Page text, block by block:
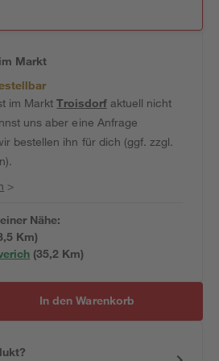
Markt
im MarktTroisdorfaktuell nicht
uns aber eine Anfrage
bestellen ihn für dich (ggf. zzgl.
>
Nähe:
Km)
(35,2 Km)
In den Warenkorb